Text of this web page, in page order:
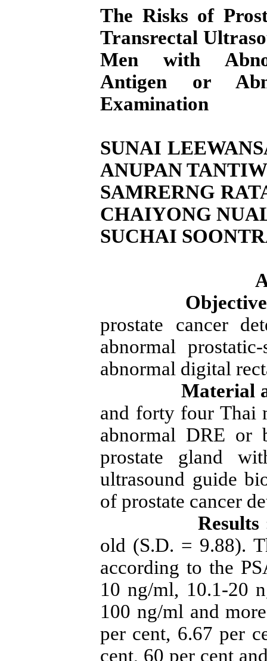
The Risks of
Transrectal
Men with
Antigen or
Examination
SUNAI
ANUPAN
SAMRERNG
CHAIYONG
SUCHAI
prostate cancer
abnormal
abnormal digital
Material
and forty four Thai
abnormal DRE or
prostate gland
ultrasound guide
of prostate cancer
Results
old (S.D. = 9.88).
according to the
10 ng/ml, 10.1-20
100 ng/ml and
per cent, 6.67 per
cent, 60 per cent